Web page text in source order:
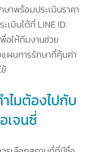
าพร้อมประเมินราคา
เมินได้ที่ LINE ID:
อให้ทีมงานช่วย
ผนการรักษาที่คุ้มค่า
ไมต้องไปกับ
เจนซี่